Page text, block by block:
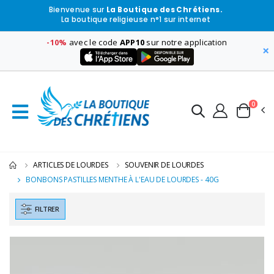
Bienvenue sur La Boutique des Chrétiens.
La boutique religieuse n°1 sur internet
-10% avec le code APP10 sur notre application
×
0
ARTICLES DE LOURDES
SOUVENIR DE LOURDES
BONBONS PASTILLES MENTHE À L'EAU DE LOURDES - 40G
FILTRER